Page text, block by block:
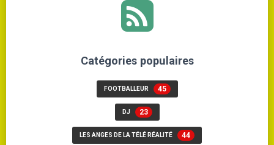
Catégories populaires
FOOTBALLEUR 45
DJ 23
LES ANGES DE LA TÉLÉ RÉALITÉ 44